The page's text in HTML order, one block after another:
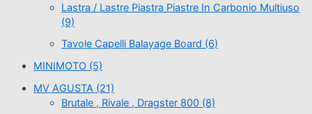
Lastra / Lastre Piastra Piastre In Carbonio Multiuso
(9)
Tavole Capelli Balayage Board (6)
MINIMOTO (5)
MV AGUSTA (21)
Brutale , Rivale , Dragster 800 (8)